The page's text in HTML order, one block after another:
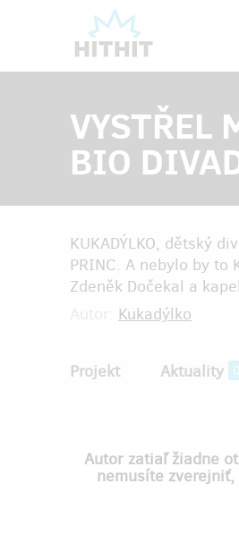
VYSTŘEL
BIO
KUKADÝLKO, dětský
PRINC. A nebylo by
Zdeněk Dočekal a
Kukadýlko
Projekt Aktuality 0
Autor zatiaľ žiadne
nemusíte